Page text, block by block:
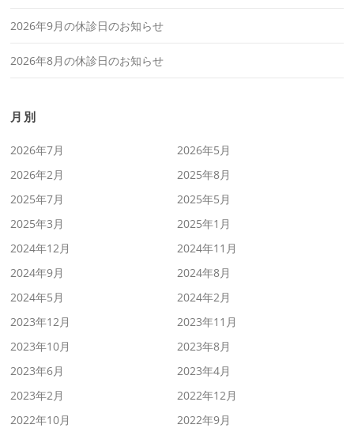
2026年9月の休診日のお知らせ
2026年8月の休診日のお知らせ
月別
2026年7月
2026年5月
2026年2月
2025年8月
2025年7月
2025年5月
2025年3月
2025年1月
2024年12月
2024年11月
2024年9月
2024年8月
2024年5月
2024年2月
2023年12月
2023年11月
2023年10月
2023年8月
2023年6月
2023年4月
2023年2月
2022年12月
2022年10月
2022年9月